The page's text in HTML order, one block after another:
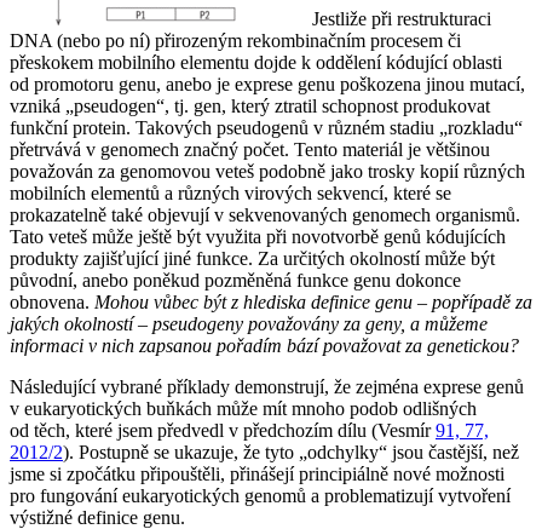
Jestliže při restrukturaci
DNA (nebo po ní) přirozeným rekombinačním procesem či
přeskokem mobilního elementu dojde k oddělení kódující oblasti
od promotoru genu, anebo je exprese genu poškozena jinou mutací,
vzniká „pseudogen“, tj. gen, který ztratil schopnost produkovat
funkční protein. Takových pseudogenů v různém stadiu „rozkladu“
přetrvává v genomech značný počet. Tento materiál je většinou
považován za genomovou veteš podobně jako trosky kopií různých
mobilních elementů a různých virových sekvencí, které se
prokazatelně také objevují v sekvenovaných genomech organismů.
Tato veteš může ještě být využita při novotvorbě genů kódujících
produkty zajišťující jiné funkce. Za určitých okolností může být
původní, anebo poněkud pozměněná funkce genu dokonce
obnovena. Mohou vůbec být z hlediska definice genu – popřípadě za
jakých okolností – pseudogeny považovány za geny, a můžeme
informaci v nich zapsanou pořadím bází považovat za genetickou?
Následující vybrané příklady demonstrují, že zejména exprese genů
v eukaryotických buňkách může mít mnoho podob odlišných
od těch, které jsem předvedl v předchozím dílu (Vesmír91, 77,
2012/2). Postupně se ukazuje, že tyto „odchylky“ jsou častější, než
jsme si zpočátku připouštěli, přinášejí principiálně nové možnosti
pro fungování eukaryotických genomů a problematizují vytvoření
výstižné definice genu.